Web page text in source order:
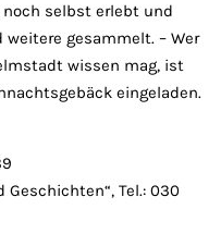
selbst erlebt und
gesammelt. – Wer
wissen mag, ist
eingeladen.
Geschichten“, Tel.: 030